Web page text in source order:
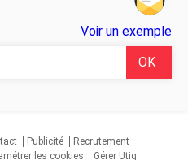
Voir un exemple
Publicité
Recrutement
les cookies Gérer Utiq